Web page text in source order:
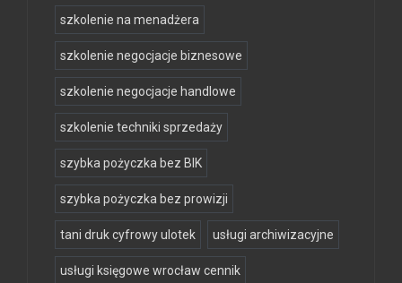
szkolenie na menadżera
szkolenie negocjacje biznesowe
szkolenie negocjacje handlowe
szkolenie techniki sprzedaży
szybka pożyczka bez BIK
szybka pożyczka bez prowizji
tani druk cyfrowy ulotek usługi archiwizacyjne
usługi księgowe wrocław cennik